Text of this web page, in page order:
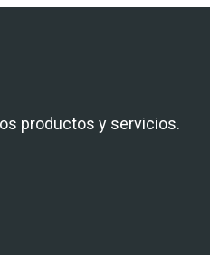
productos y servicios.